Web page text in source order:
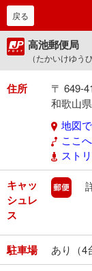
戻る
高池郵便局
（たかいけゆう
住所
〒 649-
和歌山
地図
ここ
スト
キャッ
シュレ
ス
郵便
駐車場 あり（4